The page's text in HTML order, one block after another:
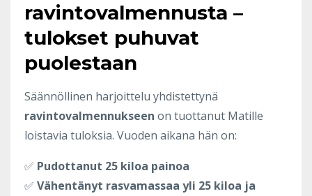
ravintovalmennusta –
tulokset puhuvat
puolestaan
Säännöllinen harjoittelu yhdistettynä
ravintovalmennukseen on tuottanut Matille
loistavia tuloksia. Vuoden aikana hän on:
✅ Pudottanut 25 kiloa painoa
✅ Vähentänyt rasvamassaa yli 25 kiloa ja